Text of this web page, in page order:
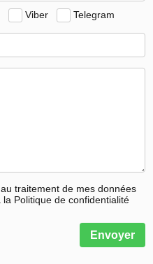
Viber Telegram
traitement de mes données
Politique de confidentialité
Envoyer